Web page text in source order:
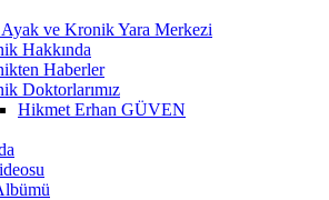
ve Kronik Yara Merkezi
Hakkında
Haberler
Doktorlarımız
Hikmet Erhan GÜVEN